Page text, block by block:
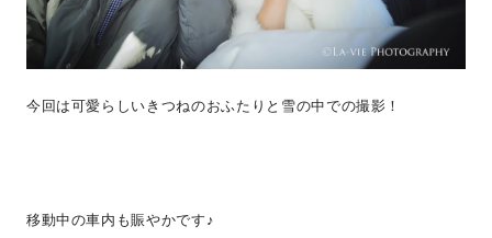
今回は可愛らしいきつねのおふたりと雪の中での撮影！
移動中の車内も賑やかです♪